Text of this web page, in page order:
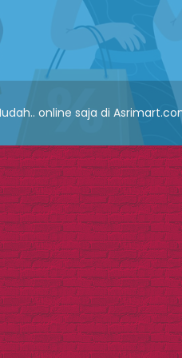
online saja di